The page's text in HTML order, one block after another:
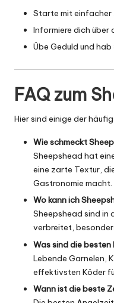
Starte mit einfacher
Informiere dich über
Übe Geduld und
FAQ zum
Hier sind einige der
Wie schmeckt
Sheepshead hat
eine zarte Textur,
Gastronomie macht.
Wo kann ich
Sheepshead sind in
verbreitet,
Was sind die
Lebende Garnelen,
effektivsten Köder
Wann ist die beste